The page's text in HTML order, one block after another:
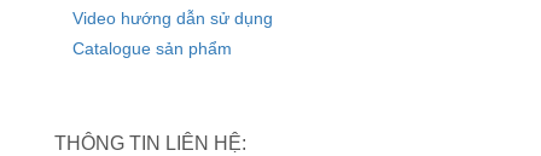
Video hướng dẫn sử dụng
Catalogue sản phẩm
THÔNG TIN LIÊN HỆ: